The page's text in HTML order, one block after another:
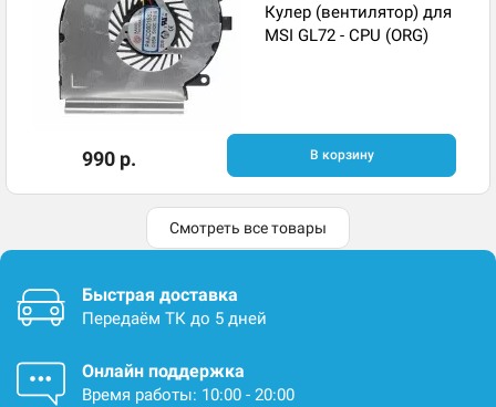
Кулер (вентилятор) для
MSI GL72 - CPU (ORG)
990 р. В корзину
Смотреть все товары
Быстрая доставка
Передаём ТК до 5 дней
Онлайн поддержка
Время работы: 10:00 - 20:00